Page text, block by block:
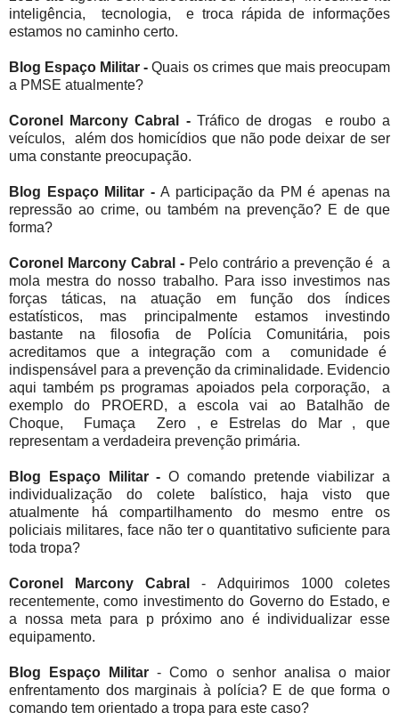
inteligência, tecnologia, e troca rápida de informações
estamos no caminho certo.
Blog Espaço Militar - Quais os crimes que mais preocupam
a PMSE atualmente?
Coronel Marcony Cabral -Tráfico de drogas e roubo a
veículos, além dos homicídios que não pode deixar de ser
uma constante preocupação.
Blog Espaço Militar -A participação da PM é apenas na
repressão ao crime, ou também na prevenção? E de que
forma?
Coronel Marcony Cabral -Pelo contrário a prevenção é a
mola mestra do nosso trabalho. Para isso investimos nas
forças táticas, na atuação em função dos índices
estatísticos, mas principalmente estamos investindo
bastante na filosofia de Polícia Comunitária, pois
acreditamos que a integração com a comunidade é
indispensável para a prevenção da criminalidade. Evidencio
aqui também ps programas apoiados pela corporação, a
exemplo do PROERD, a escola vai ao Batalhão de
Choque, Fumaça Zero , e Estrelas do Mar , que
representam a verdadeira prevenção primária.
Blog Espaço Militar - O comando pretende viabilizar a
individualização do colete balístico, haja visto que
atualmente há compartilhamento do mesmo entre os
policiais militares, face não ter o quantitativo suficiente para
toda tropa?
Coronel Marcony Cabral - Adquirimos 1000 coletes
recentemente, como investimento do Governo do Estado, e
a nossa meta para p próximo ano é individualizar esse
equipamento.
Blog Espaço Militar- Como o senhor analisa o maior
enfrentamento dos marginais à polícia? E de que forma o
comando tem orientado a tropa para este caso?